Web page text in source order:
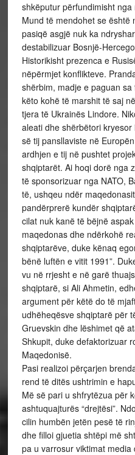
shkëputur përfundimisht
Mund të mendohet se është
pasiqë asgjë nuk ka
destabilizuar Bosnjë-
Historikisht prezenca e
nëpërmjet konflikteve.
shërbim, madje e paguan
këto kohë të marshit të saj
tjera të Ukrainës Lindore.
aleati dhe shërbëtori
së tij pansllaviste në
ardhjen e tij në pushtet
shqiptarët. Ai hoqi dorë nga
të sponsorizuar nga NATO,
të, ushqeu ndër
pandërprerë kundër
cilat nuk kanë të bëjnë
maqedonas dhe ndërkohë
shqiptarëve, duke kënaq
bënë luftën e vitit 1991”.
vu në rrjesht e në garë
shqiptarë, si Ali Ahmetin,
argument për këtë do të
udhëheqësve shqiptarë për
Gruevskin dhe lëshimet që
Shkupit, duke defaktorizuar
Maqedonisë.
Pasi realizoi përçarjen
rend të ditës ushtrimin e
Më së pari u shfrytëzua për
ashtuquajturës “drejtësi”.
cilin humbën jetën pesë të
dhe filloi gjuetia shtëpi më
pa u varrosur viktimat